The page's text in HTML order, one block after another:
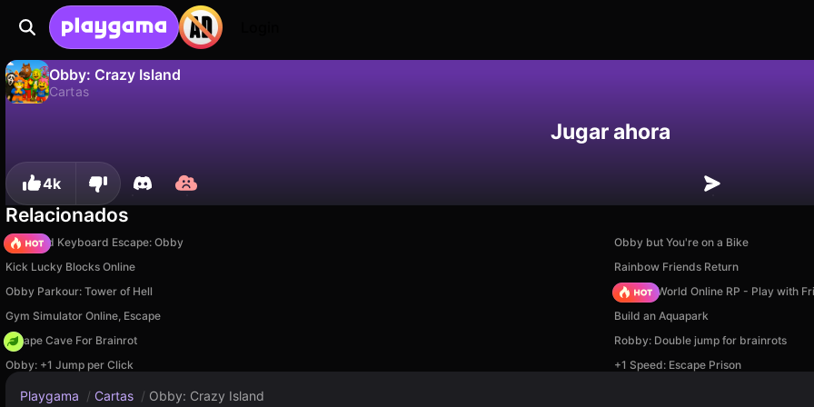
Obby: Crazy Island
Cartas
Jugar ahora
4k
Relacionados
+1 Speed Keyboard Escape: Obby
Obby but You're on a Bike
Kick Lucky Blocks Online
Rainbow Friends Return
Obby Parkour: Tower of Hell
Sprunki World Online RP - Play with
Gym Simulator Online, Escape
Build an Aquapark
Escape Cave For Brainrot
Robby: Double jump for brainrots
Obby: +1 Jump per Click
+1 Speed: Escape Prison
Playgama / Cartas / Obby: Crazy Island